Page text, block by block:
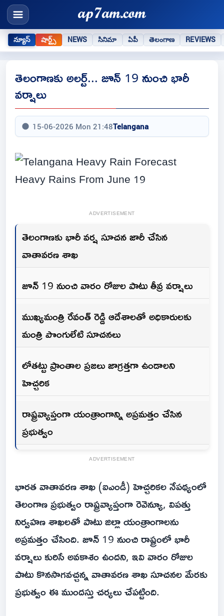
న్యూస్ షార్ట్స్ NEWS సినిమా ఏపీ తెలంగాణ REVIEWS
తెలంగాణకు అలర్ట్... జూన్ 19 నుంచి భారీ
వర్షాలు
15-06-2026 Mon 21:48Telangana
ADVERTISEMENT
తెలంగాణకు భారీ వర్ష సూచన జారీ చేసిన
వాతావరణ శాఖ
జూన్ 19 నుంచి వారం రోజుల పాటు తీవ్ర వర్షాలు
ముఖ్యమంత్రి రేవంత్ రెడ్డి ఆదేశాలతో అధికారులకు
మంత్రి పొంగులేటి సూచనలు
లోతట్టు ప్రాంతాల ప్రజలు జాగ్రత్తగా ఉండాలని
హెచ్చరిక
రాష్ట్రవ్యాప్తంగా యంత్రాంగాన్ని అప్రమత్తం చేసిన
ప్రభుత్వం
ADVERTISEMENT
భారత వాతావరణ శాఖ (ఐఎండీ) హెచ్చరికల నేపథ్యంలో
తెలంగాణ ప్రభుత్వం రాష్ట్రవ్యాప్తంగా రెవెన్యూ, విపత్తు
నిర్వహణ శాఖలతో పాటు జిల్లా యంత్రాంగాలను
అప్రమత్తం చేసింది. జూన్ 19 నుంచి రాష్ట్రంలో భారీ
వర్షాలు కురిసే అవకాశం ఉందని, ఇవి వారం రోజుల
పాటు కొనసాగవచ్చన్న వాతావరణ శాఖ సూచనల మేరకు
ప్రభుత్వం ఈ ముందస్తు చర్యలు చేపట్టింది.